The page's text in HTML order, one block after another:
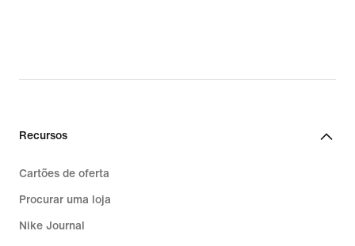
Recursos
Cartões de oferta
Procurar uma loja
Nike Journal